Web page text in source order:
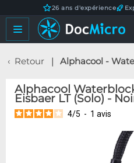
26 ans d'expérience
Retour Alphacool - Waterblock
Alphacool
Eisbaer LT (Solo) -
4/5 - 1 avis